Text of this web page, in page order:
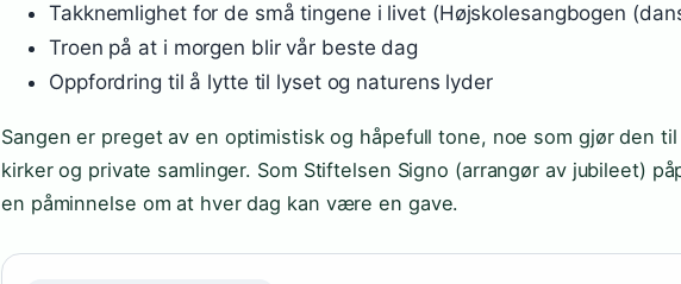
Takknemlighet for de små tingene i livet (Højskolesangbogen
Troen på at i morgen blir vår beste dag
Oppfordring til å lytte til lyset og naturens lyder
Sangen er preget av en optimistisk og håpefull tone, noe som gjør den
kirker og private samlinger. Som Stiftelsen Signo (arrangør av jubileet)
en påminnelse om at hver dag kan være en gave.